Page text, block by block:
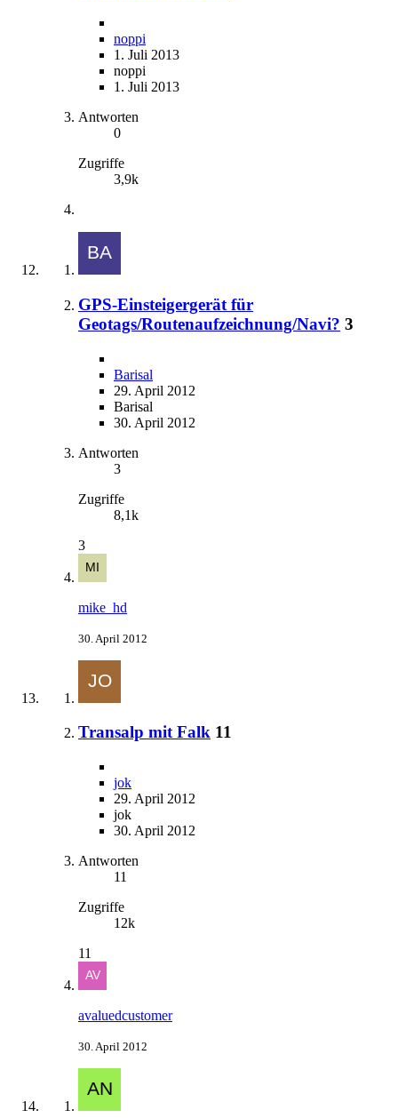
noppi
1. Juli 2013
noppi
1. Juli 2013
Antworten
0
Zugriffe
3,9k
GPS-Einsteigergerät für
Geotags/Routenaufzeichnung/Navi? 3
Barisal
29. April 2012
Barisal
30. April 2012
Antworten
3
Zugriffe
8,1k
3
mike_hd
30. April 2012
Transalp mit Falk 11
jok
29. April 2012
jok
30. April 2012
Antworten
11
Zugriffe
12k
11
avaluedcustomer
30. April 2012